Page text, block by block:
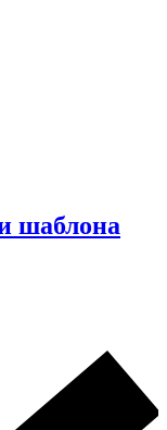
шаблона